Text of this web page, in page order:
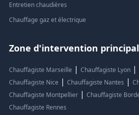
Entretien chaudières
Chauffage gaz et électrique
Zone d'intervention
Chauffagiste Marseille | Chauffagiste Lyon|
Chauffagiste Nice | Chauffagiste Nantes |
Chauffagiste Montpellier| Chauffagiste
Chauffagiste Rennes